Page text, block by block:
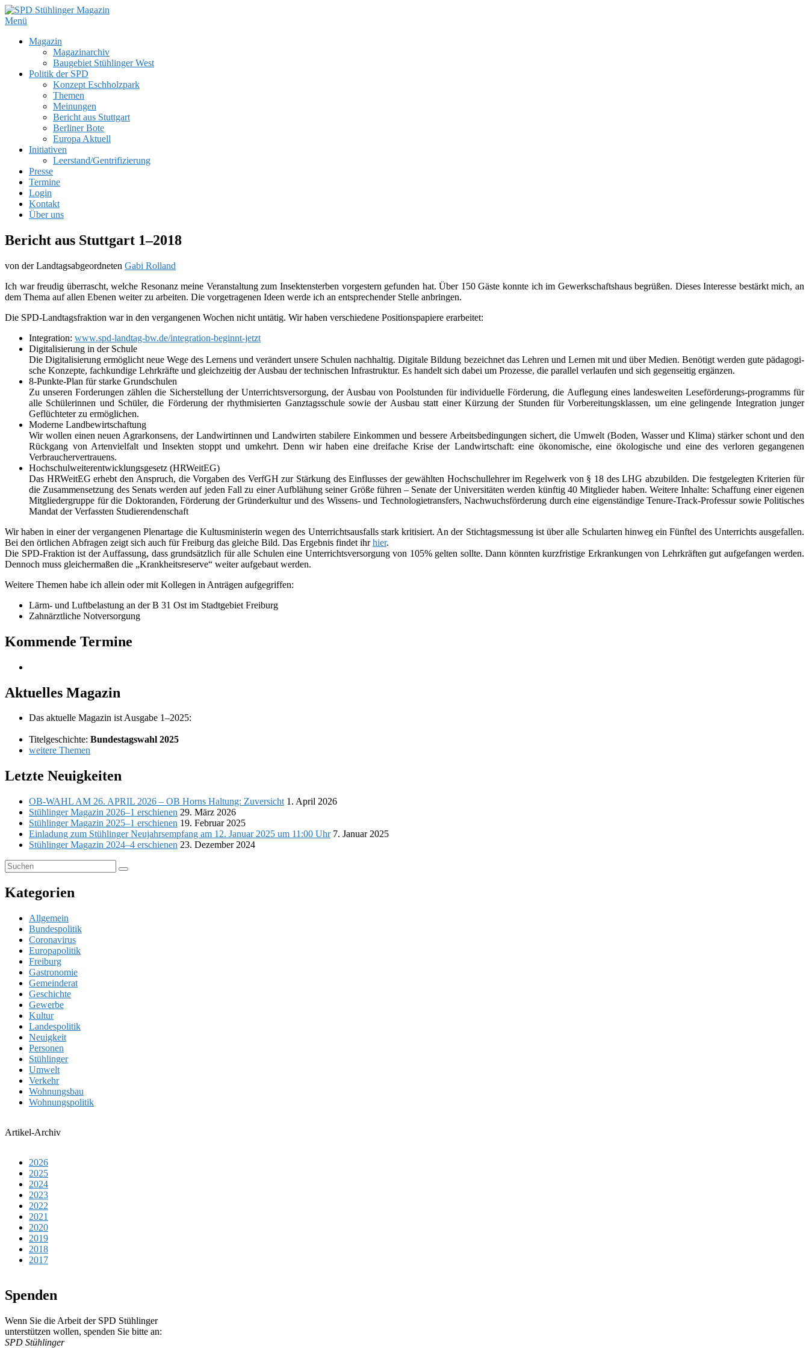
Zum
Inhalt
Menü
Primäres
Magazin
Magazinarchiv
Baugebiet Stühlinger West
Politik der SPD
Konzept Eschholzpark
Themen
Meinungen
Bericht aus Stuttgart
Berliner Bote
Europa Aktuell
Initiativen
Leerstand/Gentrifizierung
Presse
Termine
Login
Kontakt
Über uns
Bericht aus Stuttgart 1–2018
von der Landtagsabgeordneten Gabi Rolland
Ich war freu­dig über­rascht, wel­che Resonanz meine Veranstaltung zum Insektensterben vor­ges­tern gefun­den hat. Über 150 Gäste konnte ich im Gewerkschaftshaus begrü­ßen. Dieses Interesse bestärkt mich, an
dem Thema auf allen Ebenen wei­ter zu arbei­ten. Die vor­ge­tra­ge­nen Ideen werde ich an ent­spre­chen­der Stelle anbrin­gen.
Die SPD-Landtagsfraktion war in den ver­gan­ge­nen Wochen nicht untä­tig. Wir haben ver­schie­dene Positionspapiere erar­bei­tet:
Integration: www​.spd​-land​tag​-bw​.de/​i​n​t​e​g​r​a​t​i​o​n​-​b​e​g​i​n​n​t​-​j​e​tzt
Digitalisierung in der Schule
Die Digitalisierung ermög­licht neue Wege des Lernens und ver­än­dert unsere Schulen nach­hal­tig. Digitale Bildung bezeich­net das Lehren und Lernen mit und über Medien. Benötigt wer­den gute päd­ago­gi­
sche Konzepte, fach­kun­dige Lehrkräfte und gleich­zei­tig der Ausbau der tech­ni­schen Infrastruktur. Es han­delt sich dabei um Prozesse, die par­al­lel ver­lau­fen und sich gegen­sei­tig ergän­zen.
8‑Punkte-Plan für starke Grundschulen
Zu unse­ren Forderungen zäh­len die Sicherstellung der Unterrichtsversorgung, der Ausbau von Poolstunden für indi­vi­du­elle Förderung, die Auflegung eines lan­des­wei­ten Leseförderungs-pro­gramms für
alle Schülerinnen und Schüler, die Förderung der rhyth­mi­sier­ten Ganztagsschule sowie der Ausbau statt einer Kürzung der Stunden für Vorbereitungsklassen, um eine gelin­gende Integration jun­ger
Geflüchteter zu ermög­li­chen.
Moderne Landbewirtschaftung
Wir wol­len einen neuen Agrarkonsens, der Landwirtinnen und Landwirten sta­bi­lere Einkommen und bes­sere Arbeitsbedingungen sichert, die Umwelt (Boden, Wasser und Klima) stär­ker schont und den
Rückgang von Artenvielfalt und Insekten stoppt und umkehrt. Denn wir haben eine drei­fa­che Krise der Landwirtschaft: eine öko­no­mi­sche, eine öko­lo­gi­sche und eine des ver­lo­ren gegan­ge­nen
Verbrauchervertrauens.
Hochschulweiterentwicklungsgesetz (HRWeitEG)
Das HRWeitEG erhebt den Anspruch, die Vorgaben des VerfGH zur Stärkung des Einflusses der gewähl­ten Hochschullehrer im Regelwerk von § 18 des LHG abzu­bil­den. Die fest­ge­leg­ten Kriterien für
die Zusammensetzung des Senats wer­den auf jeden Fall zu einer Aufblähung sei­ner Größe füh­ren – Senate der Universitäten wer­den künf­tig 40 Mitglieder haben. Weitere Inhalte: Schaffung einer eige­nen
Mitgliedergruppe für die Doktoranden, Förderung der Gründerkultur und des Wissens- und Technologietransfers, Nachwuchsförderung durch eine eigen­stän­dige Tenure-Track-Professur sowie Politisches
Mandat der Verfassten Studierendenschaft
Wir haben in einer der ver­gan­ge­nen Plenartage die Kultusministerin wegen des Unterrichtsausfalls stark kri­ti­siert. An der Stichtagsmessung ist über alle Schularten hin­weg ein Fünftel des Unterrichts aus­ge­fal­len.
Bei den ört­li­chen Abfragen zeigt sich auch für Freiburg das glei­che Bild. Das Ergebnis fin­det ihrhier.
Die SPD-Fraktion ist der Auffassung, dass grund­sätz­lich für alle Schulen eine Unterrichtsversorgung von 105% gel­ten sollte. Dann könn­ten kurz­fris­tige Erkrankungen von Lehrkräften gut auf­ge­fan­gen wer­den.
Dennoch muss glei­cher­ma­ßen die „Krankheitsreserve“ wei­ter auf­ge­baut wer­den.
Weitere Themen habe ich allein oder mit Kollegen in Anträgen auf­ge­grif­fen:
Lärm- und Luftbelastung an der B 31 Ost im Stadtgebiet Freiburg
Zahnärztliche Notversorgung
Primärer
Widgetbereich
Kommende Termine
Aktuelles Magazin
Das aktu­elle Magazin ist Ausgabe 1–2025:
Titelgeschichte: Bundestagswahl 2025
wei­tere Themen
Letzte Neuigkeiten
OB-WAHL AM 26. APRIL 2026 – OB Horns Haltung: Zuversicht 1. April 2026
Stühlinger Magazin 2026–1 erschienen 29. März 2026
Stühlinger Magazin 2025–1 erschienen 19. Februar 2025
Einladung zum Stühlinger Neujahrsempfang am 12. Januar 2025 um 11:00 Uhr 7. Januar 2025
Stühlinger Magazin 2024–4 erschienen 23. Dezember 2024
Suchen
nach:
Suchen
Kategorien
Allgemein
Bundespolitik
Coronavirus
Europapolitik
Freiburg
Gastronomie
Gemeinderat
Geschichte
Gewerbe
Kultur
Landespolitik
Neuigkeit
Personen
Stühlinger
Umwelt
Verkehr
Wohnungsbau
Wohnungspolitik
Artikel-Archiv
2026
2025
2024
2023
2022
2021
2020
2019
2018
2017
Spenden
Wenn Sie die Arbeit der SPD Stühlinger
unter­stüt­zen wol­len, spen­den Sie bitte an:
SPD Stühlinger